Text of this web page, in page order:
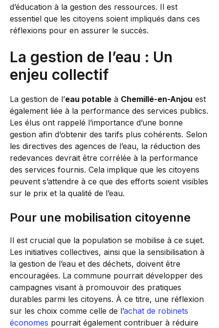
d’éducation à la gestion des ressources. Il est
essentiel que les citoyens soient impliqués dans ces
réflexions pour en assurer le succès.
La gestion de l’eau : Un
enjeu collectif
La gestion de l’eau potable à Chemillé-en-Anjou est
également liée à la performance des services publics.
Les élus ont rappelé l’importance d’une bonne
gestion afin d’obtenir des tarifs plus cohérents. Selon
les directives des agences de l’eau, la réduction des
redevances devrait être corrélée à la performance
des services fournis. Cela implique que les citoyens
peuvent s’attendre à ce que des efforts soient visibles
sur le prix et la qualité de l’eau.
Pour une mobilisation citoyenne
Il est crucial que la population se mobilise à ce sujet.
Les initiatives collectives, ainsi que la sensibilisation à
la gestion de l’eau et des déchets, doivent être
encouragées. La commune pourrait développer des
campagnes visant à promouvoir des pratiques
durables parmi les citoyens. À ce titre, une réflexion
sur les choix comme celle de l’achat de robinets
économes pourrait également contribuer à réduire